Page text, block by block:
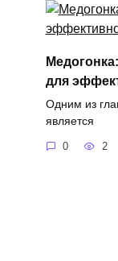
для
Одним из
является
0 2